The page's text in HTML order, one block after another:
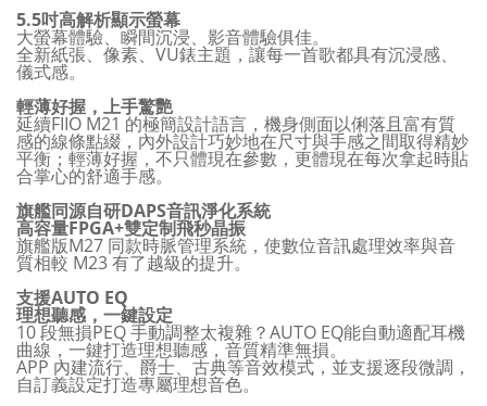
5.5吋高解析顯示螢幕
大螢幕體驗、瞬間沉浸、影音體驗俱佳。
全新紙張、像素、VU錶主題，讓每一首歌都具有沉浸感、
儀式感。
輕薄好握，上手驚艷
延續FIIO M21 的極簡設計語言，機身側面以俐落且富有質
感的線條點綴，內外設計巧妙地在尺寸與手感之間取得精妙
平衡；輕薄好握，不只體現在參數，更體現在每次拿起時貼
合掌心的舒適手感。
旗艦同源自研DAPS音訊淨化系統
高容量FPGA+雙定制飛秒晶振
旗艦版M27 同款時脈管理系統，使數位音訊處理效率與音
質相較 M23 有了越級的提升。
支援AUTO EQ
理想聽感，一鍵設定
10 段無損PEQ 手動調整太複雜？AUTO EQ能自動適配耳機
曲線，一鍵打造理想聽感，音質精準無損。
APP 內建流行、爵士、古典等音效模式，並支援逐段微調，
自訂義設定打造專屬理想音色。